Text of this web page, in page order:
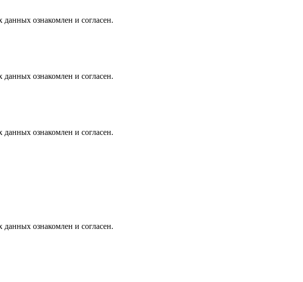
ознакомлен и согласен.
ознакомлен и согласен.
ознакомлен и согласен.
ознакомлен и согласен.